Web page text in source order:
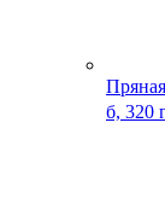
б, 320